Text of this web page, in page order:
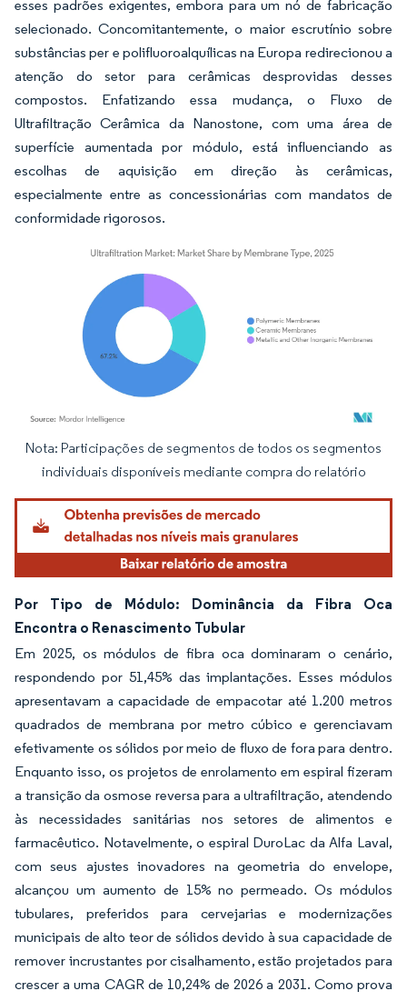
esses padrões exigentes, embora para um nó de fabricação
selecionado. Concomitantemente, o maior escrutínio sobre
substâncias per e polifluoroalquílicas na Europa redirecionou a
atenção do setor para cerâmicas desprovidas desses
compostos. Enfatizando essa mudança, o Fluxo de
Ultrafiltração Cerâmica da Nanostone, com uma área de
superfície aumentada por módulo, está influenciando as
escolhas de aquisição em direção às cerâmicas,
especialmente entre as concessionárias com mandatos de
conformidade rigorosos.
Imagem © Mordor Intelligence. O reuso requer atribuição conforme CC BY 4.0.
Nota: Participações de segmentos de todos os segmentos
individuais disponíveis mediante compra do relatório
Por Tipo de Módulo: Dominância da Fibra Oca
Encontra o Renascimento Tubular
Em 2025, os módulos de fibra oca dominaram o cenário,
respondendo por 51,45% das implantações. Esses módulos
apresentavam a capacidade de empacotar até 1.200 metros
quadrados de membrana por metro cúbico e gerenciavam
efetivamente os sólidos por meio de fluxo de fora para dentro.
Enquanto isso, os projetos de enrolamento em espiral fizeram
a transição da osmose reversa para a ultrafiltração, atendendo
às necessidades sanitárias nos setores de alimentos e
farmacêutico. Notavelmente, o espiral DuroLac da Alfa Laval,
com seus ajustes inovadores na geometria do envelope,
alcançou um aumento de 15% no permeado. Os módulos
tubulares, preferidos para cervejarias e modernizações
municipais de alto teor de sólidos devido à sua capacidade de
remover incrustantes por cisalhamento, estão projetados para
crescer a uma CAGR de 10,24% de 2026 a 2031. Como prova